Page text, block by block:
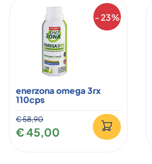
- 23%
enerzona omega 3rx
110cps
€ 58,90
€ 45,00